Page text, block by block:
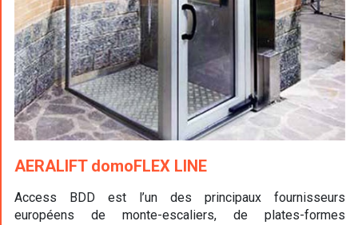
AERALIFT domoFLEX LINE
Access BDD est l’un des principaux fournisseurs
européens de monte-escaliers, de plates-formes